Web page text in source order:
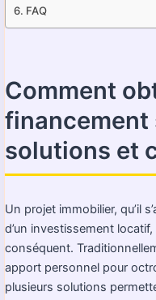
FAQ
Comment
financement
solutions et
Un projet immobilier, qu’il
d’un investissement
conséquent.
apport personnel pour
plusieurs solutions